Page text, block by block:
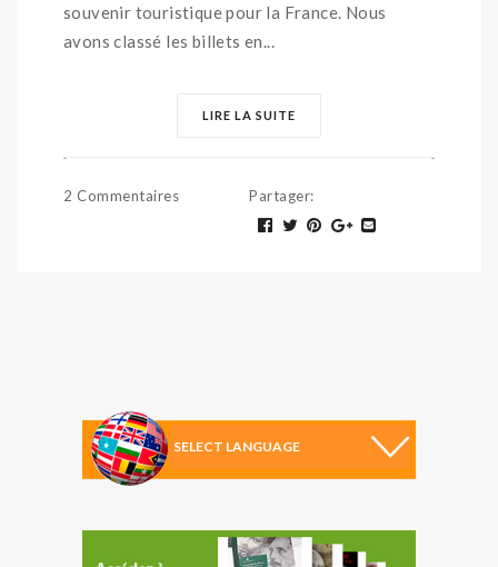
souvenir touristique pour la France. Nous
avons classé les billets en...
LIRE LA SUITE
2 Commentaires Partager: